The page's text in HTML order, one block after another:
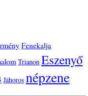
Fenekalja
Trianon Eszenyő
Jáhoros népzene